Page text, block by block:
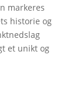
markeres
historie og
et unikt og